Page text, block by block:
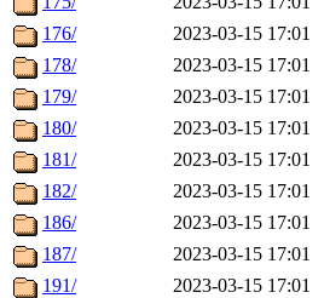
176/
2023-03-15 17:01
178/
2023-03-15 17:01
179/
2023-03-15 17:01
180/
2023-03-15 17:01
181/
2023-03-15 17:01
182/
2023-03-15 17:01
186/
2023-03-15 17:01
187/
2023-03-15 17:01
191/
2023-03-15 17:01